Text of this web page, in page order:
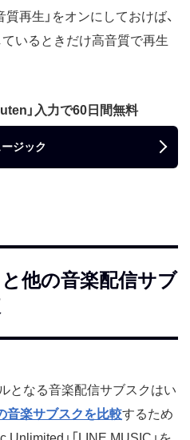
再生」をオンにしておけば、
いるときだけ高音質で再生
」入力で60日間無料
ジック
他の音楽配信サブ
となる音楽配信サブスクはい
音楽サブスクを比較するため